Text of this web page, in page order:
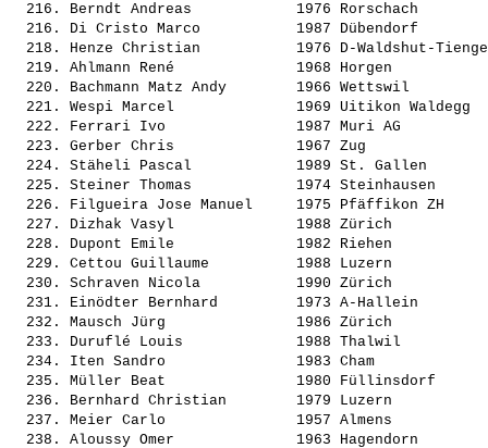
  216.
Berndt Andreas
1976 Rorschach
  216.
Di Cristo Marco
1987 Dübendorf
  218.
Henze Christian
1976 D-
  219.
Ahlmann René
1968 Horgen
  220.
Bachmann Matz Andy
1966 Wettswil
  221.
Wespi Marcel
1969 Uitikon
  222.
Ferrari Ivo
1987 Muri AG
  223.
Gerber Chris
1967 Zug
  224.
Stäheli Pascal
1989 St. Gallen
  225.
Steiner Thomas
1974 Steinhausen
  226.
Filgueira Jose Manuel
1975 Pfäffikon
  227.
Dizhak Vasyl
1988 Zürich
  228.
Dupont Emile
1982 Riehen
  229.
Cettou Guillaume
1988 Luzern
  230.
Schraven Nicola
1990 Zürich
  231.
Einödter Bernhard
1973 A-Hallein
  232.
Mausch Jürg
1986 Zürich
  233.
Duruflé Louis
1988 Thalwil
  234.
Iten Sandro
1983 Cham
  235.
Müller Beat
1980 Füllinsdorf
  236.
Bernhard Christian
1979 Luzern
  237.
Meier Carlo
1957 Almens
  238.
Aloussy Omer
1963 Hagendorn